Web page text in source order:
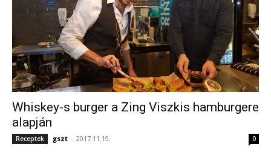
Whiskey-s burger a Zing Viszkis hamburgere
alapján
Receptek gszt - 2017.11.19. 0